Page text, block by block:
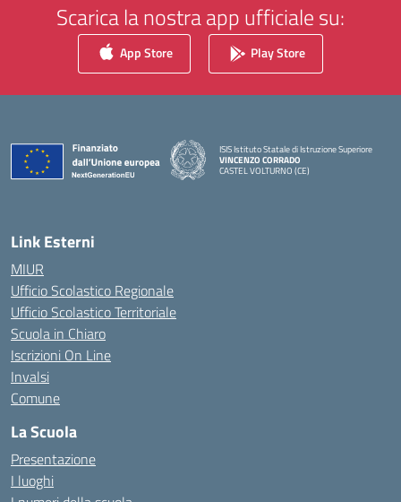
Scarica la nostra app ufficiale su:
App Store Play Store
ISIS Istituto Statale di Istruzione Superiore
VINCENZO CORRADO
CASTEL VOLTURNO (CE)
Link Esterni
MIUR
Ufficio Scolastico Regionale
Ufficio Scolastico Territoriale
Scuola in Chiaro
Iscrizioni On Line
Invalsi
Comune
La Scuola
Presentazione
I luoghi